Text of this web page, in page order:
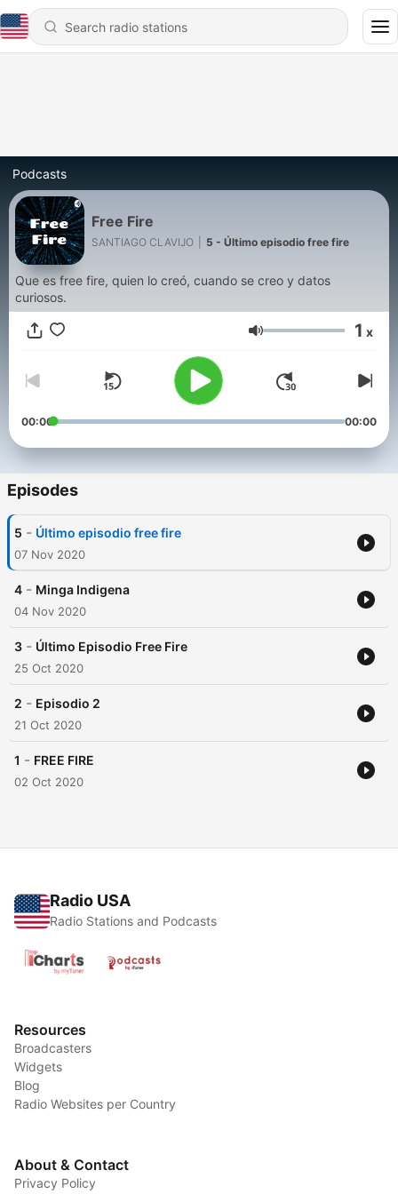
Podcasts
Free Fire
SANTIAGO CLAVIJO 5 - Último episodio free fire
Que es free fire, quien lo creó, cuando se creo y datos
curiosos.
Volume 1 x
00:00 00:00
Episodes
5 - Último episodio free fire
07 Nov 2020
4 - Minga Indigena
04 Nov 2020
3 - Último Episodio Free Fire
25 Oct 2020
2 - Episodio 2
21 Oct 2020
1 - FREE FIRE
02 Oct 2020
Radio USA
Radio Stations and Podcasts
Resources
Broadcasters
Widgets
Blog
Radio Websites per Country
About & Contact
Privacy Policy